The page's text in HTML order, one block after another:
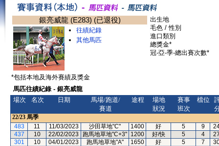
銀亮威龍 (E283) (已退役)
往績紀錄
其他馬匹
出生地
毛色 / 性別
進口類別
總獎金*
冠-亞-季-總出賽次數*
*包括本地及海外賽績及獎金
馬匹往績紀錄 - 銀亮威龍
場次
名次 日期
馬場/跑道/
賽道
途程
場地
狀況
賽事
班次
檔位
22/23 馬季
483
11 11/03/2023 沙田草地"C" 1400 好 5 9
437
10 22/02/2023 跑馬地草地"C+3" 1200 好/快 5 4
301
10 04/01/2023 跑馬地草地"A" 1650 好 5 7